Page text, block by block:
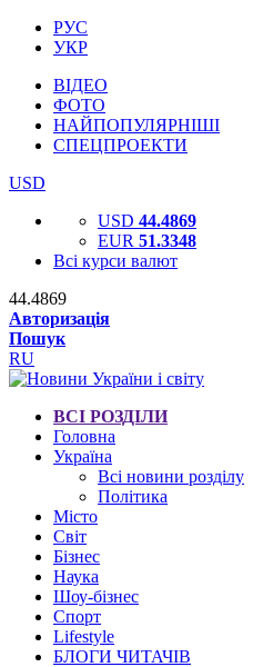
РУС
УКР
ВІДЕО
ФОТО
НАЙПОПУЛЯРНІШІ
СПЕЦПРОЕКТИ
USD
USD 44.4869
EUR 51.3348
Всі курси валют
44.4869
Авторизація
Пошук
RU
ВСІ РОЗДІЛИ
Головна
Україна
Всі новини розділу
Політика
Місто
Світ
Бізнес
Наука
Шоу-бізнес
Спорт
Lifestyle
БЛОГИ ЧИТАЧІВ